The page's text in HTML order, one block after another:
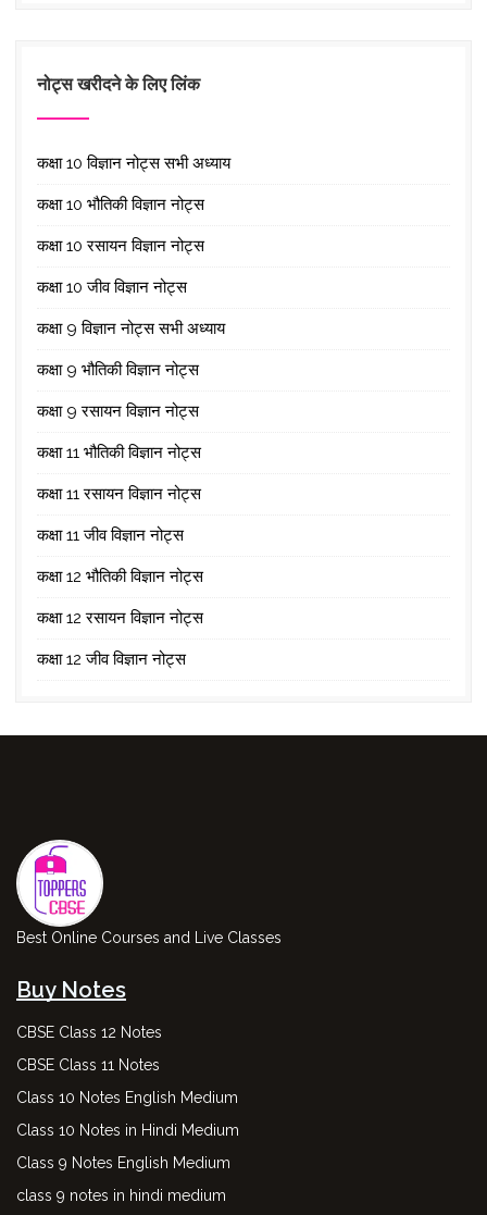
नोट्स खरीदने के लिए लिंक
कक्षा 10 विज्ञान नोट्स सभी अध्याय
कक्षा 10 भौतिकी विज्ञान नोट्स
कक्षा 10 रसायन विज्ञान नोट्स
कक्षा 10 जीव विज्ञान नोट्स
कक्षा 9 विज्ञान नोट्स सभी अध्याय
कक्षा 9 भौतिकी विज्ञान नोट्स
कक्षा 9 रसायन विज्ञान नोट्स
कक्षा 11 भौतिकी विज्ञान नोट्स
कक्षा 11 रसायन विज्ञान नोट्स
कक्षा 11 जीव विज्ञान नोट्स
कक्षा 12 भौतिकी विज्ञान नोट्स
कक्षा 12 रसायन विज्ञान नोट्स
कक्षा 12 जीव विज्ञान नोट्स
Best Online Courses and Live Classes
Buy Notes
CBSE Class 12 Notes
CBSE Class 11 Notes
Class 10 Notes English Medium
Class 10 Notes in Hindi Medium
Class 9 Notes English Medium
class 9 notes in hindi medium